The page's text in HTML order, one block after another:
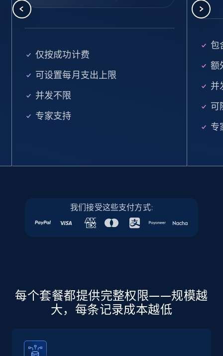
Company id, Job location, Job summary, Job
seniority level, and more.
Linkedin job listings information - Discover
new jobs by keyword
URL, Job posting id, Job title, Company name,
15.3K+ 2.2K+ 注册使用
jobs by company URL
15.3K+ 2.2K+ 注册使用
Google Maps full information
仅按成功计费
可设置每月支出上限
并发不限
专家支持
包
额
并
可
专
我们接受这些支付方式:
每个套餐都提供完整权限——规模越
大，每条记录成本越低